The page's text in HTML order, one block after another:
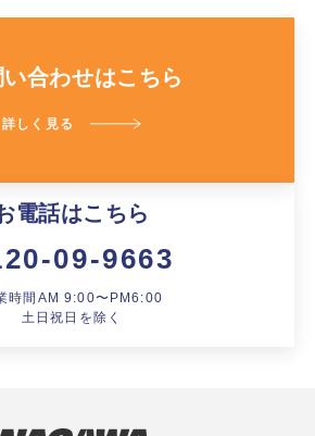
合わせはこちら
詳しく見る
電話はこちら
09-9663
時間AM 9:00〜PM6:00
土日祝日を除く